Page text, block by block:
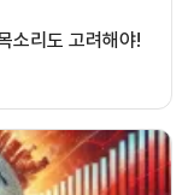
소리도 고려해야!